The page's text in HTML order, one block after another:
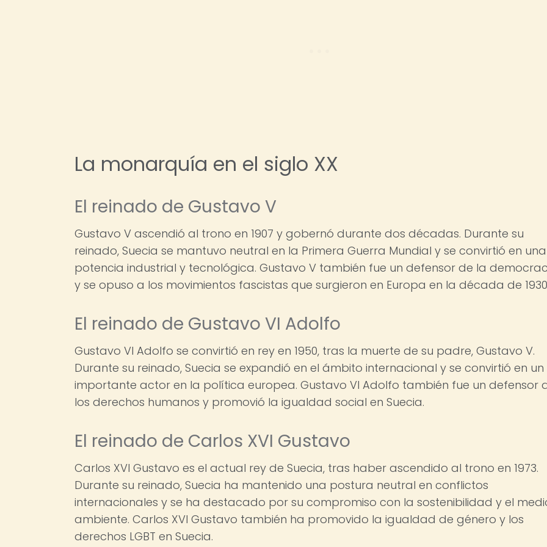
La monarquía en el siglo XX
El reinado de Gustavo V
Gustavo V ascendió al trono en 1907 y gobernó durante dos décadas. Durante su
reinado, Suecia se mantuvo neutral en la Primera Guerra Mundial y se convirtió en una
potencia industrial y tecnológica. Gustavo V también fue un defensor de la
y se opuso a los movimientos fascistas que surgieron en Europa en la década de
El reinado de Gustavo VI Adolfo
Gustavo VI Adolfo se convirtió en rey en 1950, tras la muerte de su padre, Gustavo V.
Durante su reinado, Suecia se expandió en el ámbito internacional y se convirtió en un
importante actor en la política europea. Gustavo VI Adolfo también fue un defensor
los derechos humanos y promovió la igualdad social en Suecia.
El reinado de Carlos XVI Gustavo
Carlos XVI Gustavo es el actual rey de Suecia, tras haber ascendido al trono en 1973.
Durante su reinado, Suecia ha mantenido una postura neutral en conflictos
internacionales y se ha destacado por su compromiso con la sostenibilidad y el
ambiente. Carlos XVI Gustavo también ha promovido la igualdad de género y los
derechos LGBT en Suecia.